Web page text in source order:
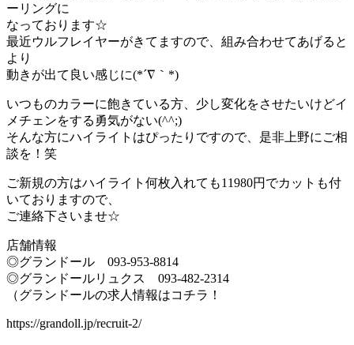
ーリングに
なっております☆
最近ウルフレイヤーがきてますので、組み合わせてあげると
より
動きが出て良い感じに(*´∇｀*)
いつものカラーに飽きている方、少し変化をさせたいけどイ
メチェンをする勇気がない(^^;)
そんな方にハイライトはぴったりですので、是非上野にご相
談を！笑
ご新規の方はハイライト何枚入れても11980円でカットも付
いておりますので、
ご連絡下さいませ☆
店舗情報
◎グランドール 093‐953‐8814
◎グランドールリュクス 093‐482‐2314
（グランドールの求人情報はコチラ！
https://grandoll.jp/recruit-2/